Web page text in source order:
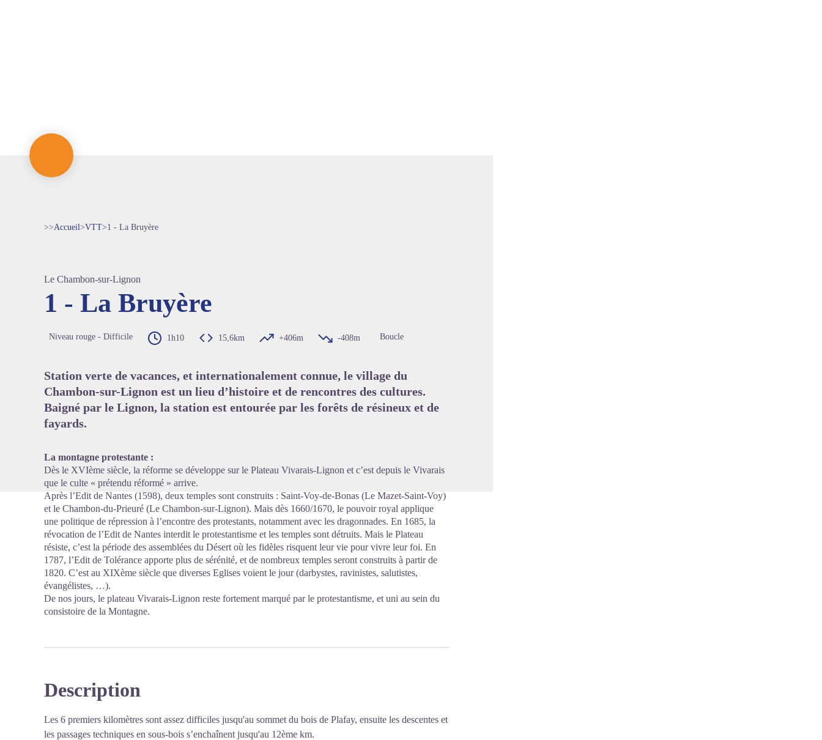
>>Accueil>VTT>1 - La Bruyère
Le Chambon-sur-Lignon
1 - La Bruyère
Niveau rouge - Difficile 1h10 15,6km +406m -408m Boucle
Station verte de vacances, et internationalement connue, le village du
Chambon-sur-Lignon est un lieu d’histoire et de rencontres des cultures.
Baigné par le Lignon, la station est entourée par les forêts de résineux et de
fayards.
La montagne protestante :
Dès le XVIème siècle, la réforme se développe sur le Plateau Vivarais-Lignon et c’est depuis le Vivarais
que le culte « prétendu réformé » arrive.
Après l’Edit de Nantes (1598), deux temples sont construits : Saint-Voy-de-Bonas (Le Mazet-Saint-Voy)
et le Chambon-du-Prieuré (Le Chambon-sur-Lignon). Mais dès 1660/1670, le pouvoir royal applique
une politique de répression à l’encontre des protestants, notamment avec les dragonnades. En 1685, la
révocation de l’Edit de Nantes interdit le protestantisme et les temples sont détruits. Mais le Plateau
résiste, c’est la période des assemblées du Désert où les fidèles risquent leur vie pour vivre leur foi. En
1787, l’Edit de Tolérance apporte plus de sérénité, et de nombreux temples seront construits à partir de
1820. C’est au XIXème siècle que diverses Eglises voient le jour (darbystes, ravinistes, salutistes,
évangélistes, …).
De nos jours, le plateau Vivarais-Lignon reste fortement marqué par le protestantisme, et uni au sein du
consistoire de la Montagne.
Description
Les 6 premiers kilomètres sont assez difficiles jusqu'au sommet du bois de Plafay, ensuite les descentes et
les passages techniques en sous-bois s’enchaînent jusqu'au 12ème km.